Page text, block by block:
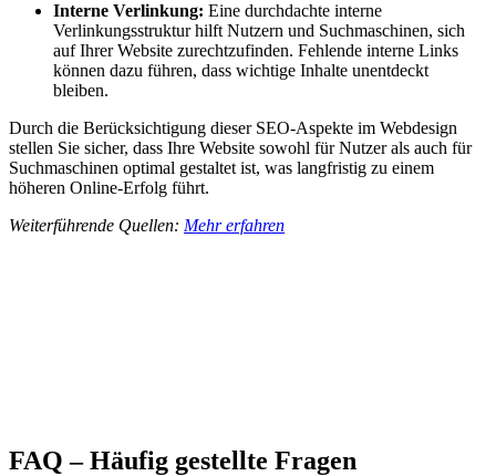
Interne Verlinkung: Eine durchdachte interne
Verlinkungsstruktur hilft Nutzern und Suchmaschinen, sich
auf Ihrer Website zurechtzufinden. Fehlende interne Links
können dazu führen, dass wichtige Inhalte unentdeckt
bleiben.
Durch die Berücksichtigung dieser SEO-Aspekte im Webdesign
stellen Sie sicher, dass Ihre Website sowohl für Nutzer als auch für
Suchmaschinen optimal gestaltet ist, was langfristig zu einem
höheren Online-Erfolg führt.
Weiterführende Quellen: Mehr erfahren
FAQ – Häufig gestellte Fragen